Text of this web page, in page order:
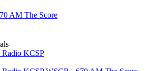
AM The Score
Radio KCSP